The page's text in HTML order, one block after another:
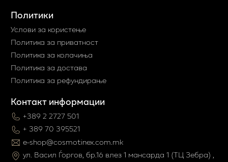
Политики
Услови за користење
Политика за приватност
Политика за колачиња
Политика за достава
Политика за рефундирање
Контакт информации
+389 2 2727 501
+ 389 70 395521
e-shop@cosmotinex.com.mk
ул. Васил Ѓоргов, бр.16 влез 1 мaнсарда 1 (ТЦ Зебра) ,